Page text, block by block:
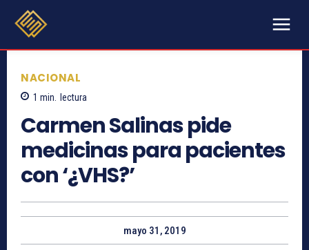
NACIONAL
1 min. lectura
Carmen Salinas pide
medicinas para pacientes
con ‘¿VHS?’
mayo 31, 2019